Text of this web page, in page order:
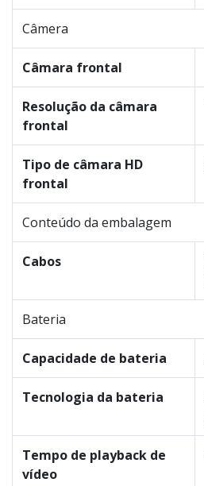
Câmera
Câmara frontal
Resolução da câmara
frontal
Tipo de câmara HD
frontal
Conteúdo da embalagem
Cabos
Bateria
Capacidade de bateria
Tecnologia da bateria
Tempo de playback de
vídeo